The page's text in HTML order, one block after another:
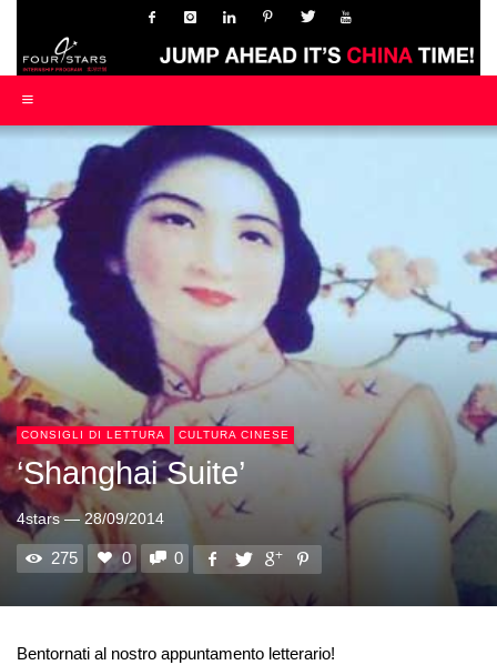
CONSIGLI DI LETTURA CULTURA CINESE
‘Shanghai Suite’
4stars — 28/09/2014
275 0 0
Bentornati al nostro appuntamento letterario!